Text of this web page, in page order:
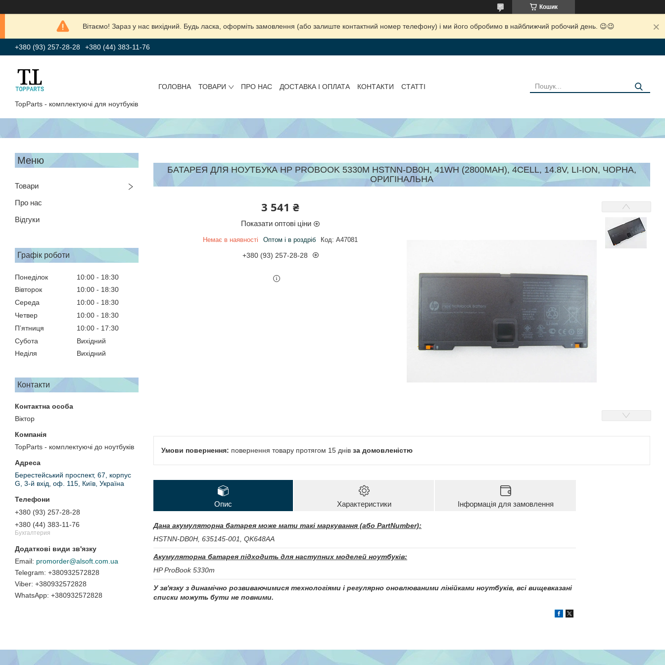
Кошик
Вітаємо! Зараз у нас вихідний. Будь ласка, оформіть замовлення (або залиште контактний номер телефону) і ми його обробимо в найближчий робочий день. 😉😉
+380 (93) 257-28-28 +380 (44) 383-11-76
TopParts - комплектуючі для ноутбуків
ГОЛОВНА ТОВАРИ ПРО НАС ДОСТАВКА І ОПЛАТА КОНТАКТИ СТАТТІ
Товари
Про нас
Відгуки
Графік роботи
Понеділок 10:00
18:30
Вівторок
10:00
18:30
Середа
10:00
18:30
Четвер
10:00
18:30
Пʼятниця
10:00
17:30
Субота
Вихідний
Неділя
Вихідний
Контакти
Віктор
TopParts - комплектуючі до ноутбуків
Берестейський проспект, 67, корпус
G, 3-й вхід, оф. 115, Київ, Україна
+380 (93) 257-28-28
+380 (44) 383-11-76
Бухгалтерия
promorder@alsoft.com.ua
+380932572828
+380932572828
+380932572828
БАТАРЕЯ ДЛЯ НОУТБУКА HP PROBOOK 5330M HSTNN-DB0H, 41WH (2800MAH), 4CELL, 14.8V, LI-ION, ЧОРНА,
ОРИГІНАЛЬНА
3 541 ₴
Показати оптові ціни
Немає в наявності Оптом і в роздріб Код: A47081
+380 (93) 257-28-28
повернення товару протягом 15 днів за домовленістю
Опис Характеристики Інформація для замовлення
Дана акумуляторна батарея може мати такі маркування (або PartNumber):
HSTNN-DB0H, 635145-001, QK648AA
Акумуляторна батарея підходить для наступних моделей ноутбуків:
HP ProBook 5330m
У зв'язку з динамічно розвиваючимися технологіями і регулярно оновлюваними лінійками ноутбуків, всі вищевказані
списки можуть бути не повними.